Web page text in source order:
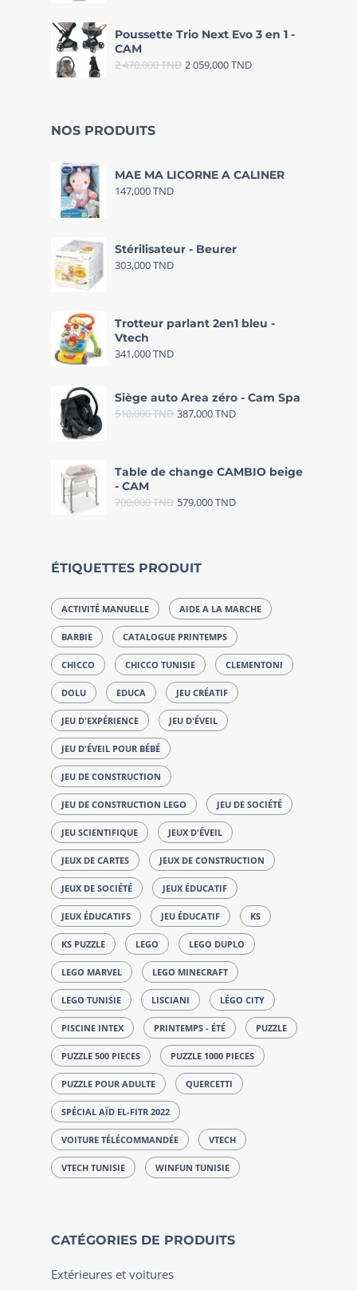
Poussette Trio Next Evo 3 en 1 -
CAM
2 470,000TND 2 059,000TND
NOS PRODUITS
MAE MA LICORNE A CALINER
147,000TND
Stérilisateur - Beurer
303,000TND
Trotteur parlant 2en1 bleu -
Vtech
341,000TND
Siège auto Area zéro - Cam Spa
510,000TND 387,000TND
Table de change CAMBIO beige
- CAM
700,000TND 579,000TND
ÉTIQUETTES PRODUIT
ACTIVITÉ MANUELLE AIDE A LA MARCHE
BARBIE CATALOGUE PRINTEMPS
CHICCO CHICCO TUNISIE CLEMENTONI
DOLU EDUCA JEU CRÉATIF
JEU D'EXPÉRIENCE JEU D'ÉVEIL
JEU D'ÉVEIL POUR BÉBÉ
JEU DE CONSTRUCTION
JEU DE CONSTRUCTION LEGO JEU DE SOCIÉTÉ
JEU SCIENTIFIQUE JEUX D'ÉVEIL
JEUX DE CARTES JEUX DE CONSTRUCTION
JEUX DE SOCIÉTÉ JEUX ÉDUCATIF
JEUX ÉDUCATIFS JEU ÉDUCATIF KS
KS PUZZLE LEGO LEGO DUPLO
LEGO MARVEL LEGO MINECRAFT
LEGO TUNISIE LISCIANI LÉGO CITY
PISCINE INTEX PRINTEMPS - ÉTÉ PUZZLE
PUZZLE 500 PIECES PUZZLE 1000 PIECES
PUZZLE POUR ADULTE QUERCETTI
SPÉCIAL AÏD EL-FITR 2022
VOITURE TÉLÉCOMMANDÉE VTECH
VTECH TUNISIE WINFUN TUNISIE
CATÉGORIES DE PRODUITS
Extérieures et voitures